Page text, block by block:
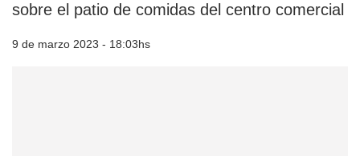
sobre el patio de comidas del centro comercial
9 de marzo 2023 - 18:03hs